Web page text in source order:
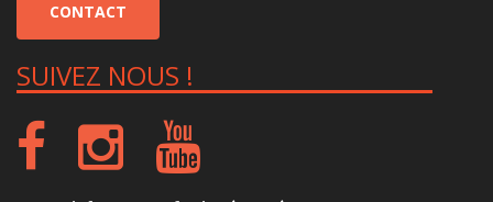
CONTACT
SUIVEZ NOUS !